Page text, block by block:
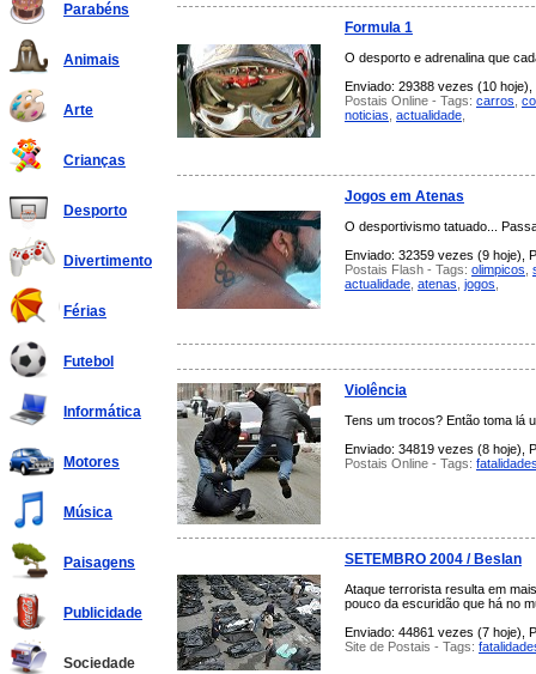
Parabéns
Animais
Arte
Crianças
Desporto
Divertimento
Férias
Futebol
Informática
Motores
Música
Paisagens
Publicidade
Sociedade
Formula 1
O desporto e adrenalina que
Enviado: 29388 vezes (10
Postais Online - Tags: carros
noticias actualidade
Jogos em Atenas
O desportivismo tatuado...
Enviado: 32359 vezes (9 hoje),
Postais Flash - Tags: olimpicos
actualidade atenas jogos
Violência
Tens um trocos? Então toma lá
Enviado: 34819 vezes (8 hoje),
Postais Online - Tags:
SETEMBRO 2004 / Beslan
Ataque terrorista resulta em
pouco da escuridão que há no
Enviado: 44861 vezes (7 hoje),
Site de Postais - Tags: